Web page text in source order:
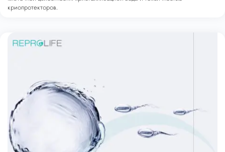
криопротекторов.